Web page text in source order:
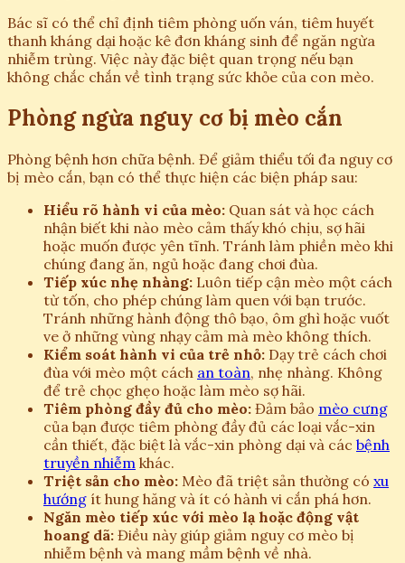
Bác sĩ có thể chỉ định tiêm phòng uốn ván, tiêm huyết
thanh kháng dại hoặc kê đơn kháng sinh để ngăn ngừa
nhiễm trùng. Việc này đặc biệt quan trọng nếu bạn
không chắc chắn về tình trạng sức khỏe của con mèo.
Phòng ngừa nguy cơ bị mèo cắn
Phòng bệnh hơn chữa bệnh. Để giảm thiểu tối đa nguy cơ
bị mèo cắn, bạn có thể thực hiện các biện pháp sau:
Hiểu rõ hành vi của mèo: Quan sát và học cách
nhận biết khi nào mèo cảm thấy khó chịu, sợ hãi
hoặc muốn được yên tĩnh. Tránh làm phiền mèo khi
chúng đang ăn, ngủ hoặc đang chơi đùa.
Tiếp xúc nhẹ nhàng: Luôn tiếp cận mèo một cách
từ tốn, cho phép chúng làm quen với bạn trước.
Tránh những hành động thô bạo, ôm ghì hoặc vuốt
ve ở những vùng nhạy cảm mà mèo không thích.
Kiểm soát hành vi của trẻ nhỏ: Dạy trẻ cách chơi
đùa với mèo một cách an toàn, nhẹ nhàng. Không
để trẻ chọc ghẹo hoặc làm mèo sợ hãi.
Tiêm phòng đầy đủ cho mèo: Đảm bảo mèo cưng
của bạn được tiêm phòng đầy đủ các loại vắc-xin
cần thiết, đặc biệt là vắc-xin phòng dại và các bệnh
truyền nhiễm khác.
Triệt sản cho mèo: Mèo đã triệt sản thường có xu
hướng ít hung hăng và ít có hành vi cắn phá hơn.
Ngăn mèo tiếp xúc với mèo lạ hoặc động vật
hoang dã: Điều này giúp giảm nguy cơ mèo bị
nhiễm bệnh và mang mầm bệnh về nhà.